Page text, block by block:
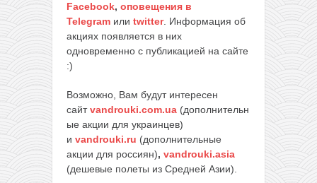
Facebook, оповещения в
Telegram или twitter. Информация об
акциях появляется в них
одновременно с публикацией на сайте
:)
Возможно, Вам будут интересен
сайтvandrouki.com.ua (дополнительн
ые акции для украинцев)
и vandrouki.ru (дополнительные
акции для россиян), vandrouki.asia
(дешевые полеты из Средней Азии).